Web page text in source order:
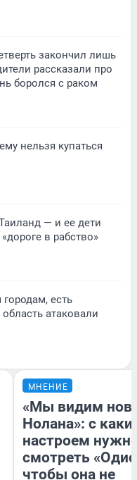
закончил лишь
рассказали про
боролся с раком
нельзя купаться
— и ее дети
в рабство»
есть
атаковали
МНЕНИЕ
«Мы видим
Нолана»: с
настроем
смотреть
чтобы она не